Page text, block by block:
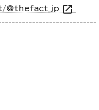
@thefact_jp open_in_new